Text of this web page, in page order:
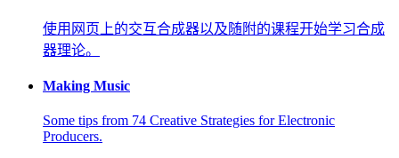
使用网页上的交互合成器以及随附的课程开始学习合成
器理论。
Making Music
Some tips from 74 Creative Strategies for Electronic
Producers.